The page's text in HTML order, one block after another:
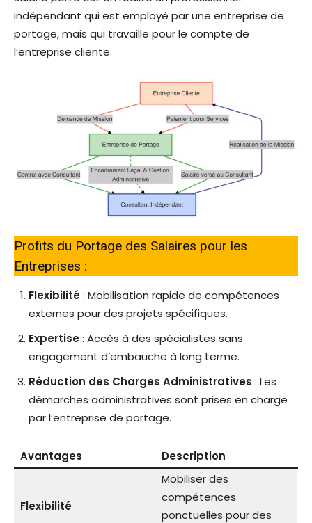
indépendant qui est employé par une entreprise de
portage, mais qui travaille pour le compte de
l’entreprise cliente.
Profits du Portage des Salaires pour les
Entreprises :
Flexibilité: Mobilisation rapide de compétences
externes pour des projets spécifiques.
Expertise: Accès à des spécialistes sans
engagement d’embauche à long terme.
Réduction des Charges Administratives : Les
démarches administratives sont prises en charge
par l’entreprise de portage.
Avantages Description
Flexibilité
Mobiliser des
compétences
ponctuelles pour des